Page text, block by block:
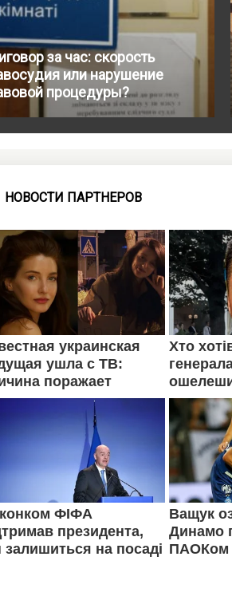
за час: скорость
или нарушение
процедуры?
НОВОСТИ ПАРТНЕРОВ